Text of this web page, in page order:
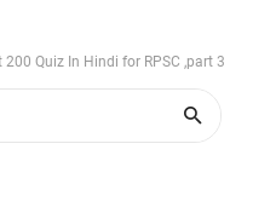
200 Quiz In Hindi for RPSC ,part 3